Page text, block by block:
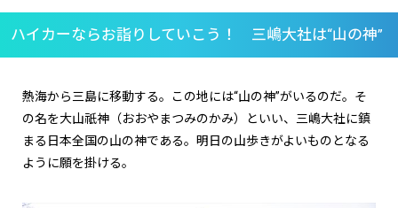
ハイカーならお詣りしていこう！ 三嶋大社は“山の神”
熱海から三島に移動する。この地には“山の神”がいるのだ。そ
の名を大山祇神（おおやまつみのかみ）といい、三嶋大社に鎮
まる日本全国の山の神である。明日の山歩きがよいものとなる
ように願を掛ける。